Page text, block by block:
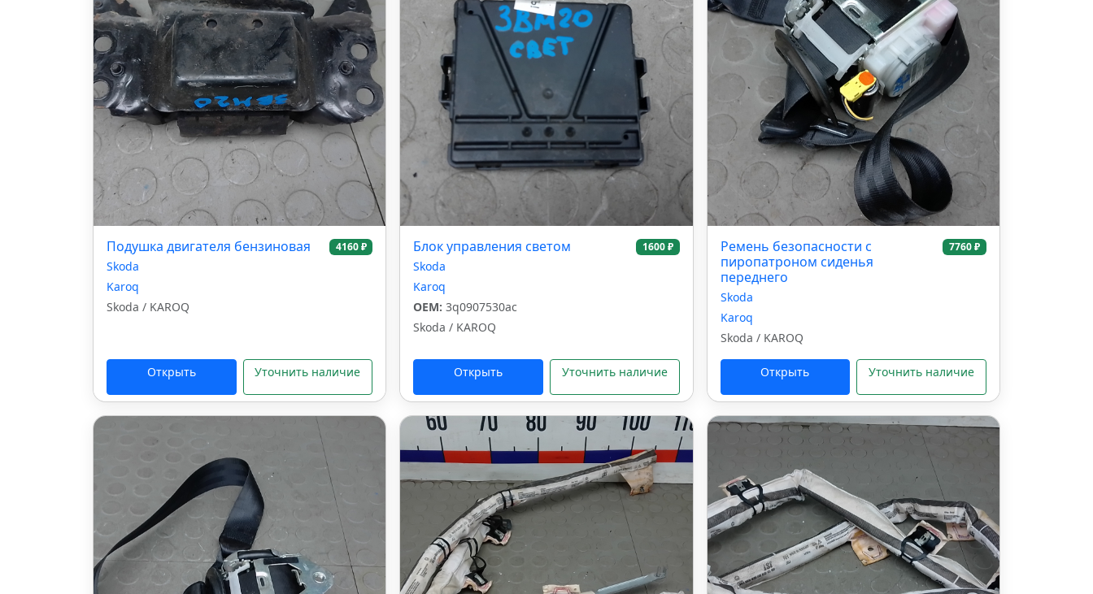
Подушка двигателя бензиновая 4160 ₽
Skoda
Karoq
Skoda / KAROQ
Открыть Уточнить наличие
Блок управления светом 1600 ₽
Skoda
Karoq
OEM: 3q0907530ac
Skoda / KAROQ
Открыть Уточнить наличие
Ремень безопасности с
пиропатроном сиденья
переднего
7760 ₽
Skoda
Karoq
Skoda / KAROQ
Открыть Уточнить наличие